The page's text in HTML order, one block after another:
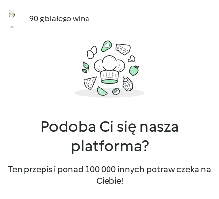
90 g białego wina
Podoba Ci się nasza
platforma?
Ten przepis i ponad 100 000 innych potraw czeka na
Ciebie!